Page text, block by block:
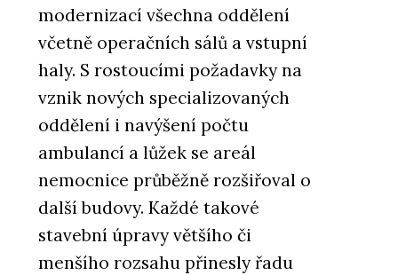
modernizací všechna oddělení
včetně operačních sálů a vstupní
haly. S rostoucími požadavky na
vznik nových specializovaných
oddělení i navýšení počtu
ambulancí a lůžek se areál
nemocnice průběžně rozšiřoval o
další budovy. Každé takové
stavební úpravy většího či
menšího rozsahu přinesly řadu